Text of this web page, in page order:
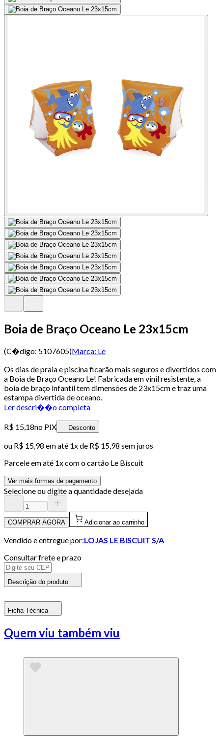
Boia de Braço Oceano Le 23x15cm
(C�digo: 5107605)Marca: Le
Os dias de praia e piscina ficarão mais seguros e divertidos com
a Boia de Braço Oceano Le! Fabricada em vinil resistente, a
boia de braço infantil tem dimensões de 23x15cm e traz uma
estampa divertida de oceano.
Ler descri��o completa
R$ 15,18no PIX Desconto
ou R$ 15,98 em até 1x de R$ 15,98 sem juros
Parcele em até 1x com o cartão Le Biscuit
Ver mais formas de pagamento
Selecione ou digite a quantidade desejada
COMPRAR AGORA Adicionar ao carrinho
Vendido e entregue por:LOJAS LE BISCUIT S/A
Consultar frete e prazo
Descrição do produto
Ficha Técnica
Quem viu também viu